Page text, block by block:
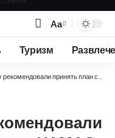
Изменение
размера
Аа
Туризм
принять план сделки с ХАМАС